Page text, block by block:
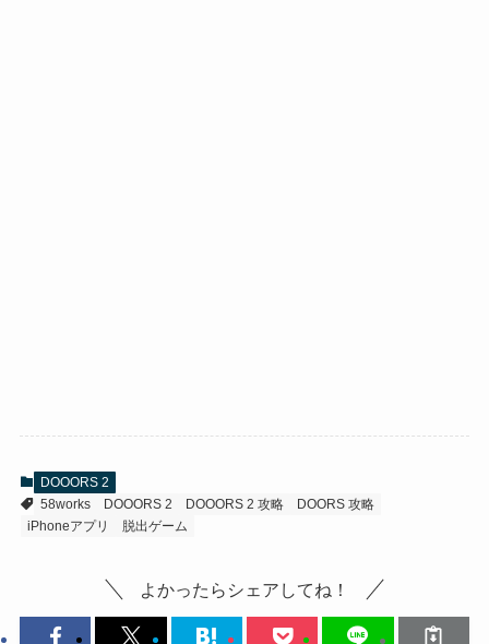
DOOORS 2
58works
DOOORS 2 DOOORS 2 攻略
DOORS 攻略
iPhoneアプリ
脱出ゲーム
よかったらシェアしてね！